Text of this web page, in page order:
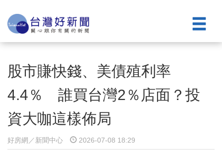
股市賺快錢、美債殖利率
4.4％ 誰買台灣2％店面？投
資大咖這樣佈局
好房網／新聞中心 2026-07-08 18:29